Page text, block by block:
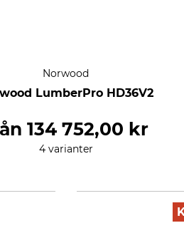
Norwood
LumberPro HD36V2
134 752,00 kr
4 varianter